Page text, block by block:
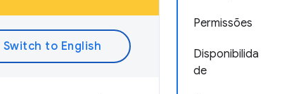
Permissões
Disponibilida
de